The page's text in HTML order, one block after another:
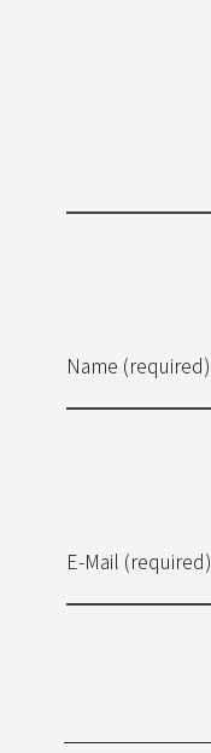
Name (required)
E-Mail (required)